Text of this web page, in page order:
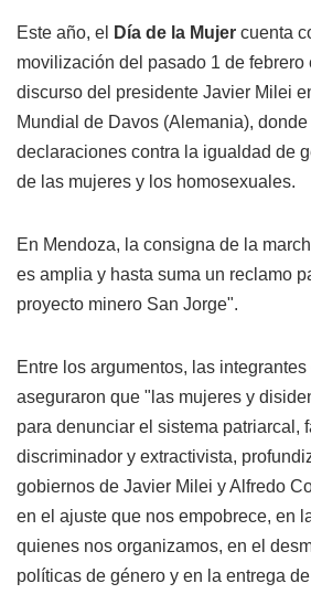
Este año, el Día de la Mujer cuenta
movilización del pasado 1 de febrero
discurso del presidente Javier Milei
Mundial de Davos (Alemania),
declaraciones contra la igualdad de
de las mujeres y los homosexuales.
En Mendoza, la consigna de la
es amplia y hasta suma un reclamo
proyecto minero San Jorge".
Entre los argumentos, las integrantes
aseguraron que "las mujeres y
para denunciar el sistema patriarcal,
discriminador y extractivista,
gobiernos de Javier Milei y Alfredo
en el ajuste que nos empobrece, en
quienes nos organizamos, en el
políticas de género y en la entrega